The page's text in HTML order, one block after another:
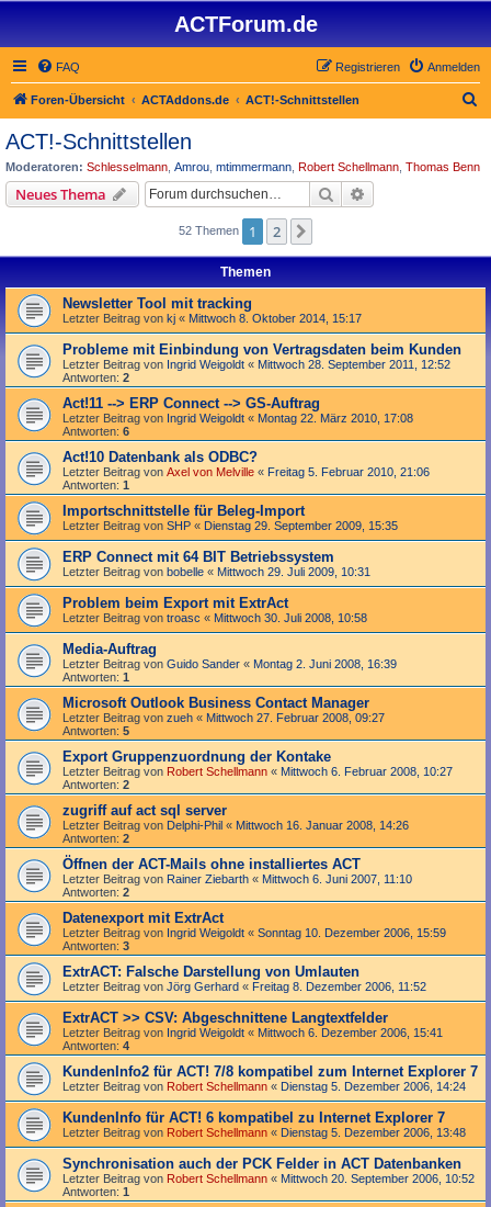
ACTForum.de
FAQ Anmelden
Registrieren
Foren-Übersicht ACTAddons.de ACT!-Schnittstellen
ACT!-Schnittstellen
Moderatoren: Schlesselmann Amrou mtimmermann Robert Schellmann Thomas Benn
Neues Thema Suche
52 Themen 1 2
Themen
Newsletter Tool mit tracking
Letzter Beitrag von kj « Mittwoch 8. Oktober 2014, 15:17
Probleme mit Einbindung von Vertragsdaten beim Kunden
Letzter Beitrag von Ingrid Weigoldt « Mittwoch 28. September 2011, 12:52
Antworten: 2
Act!11 --> ERP Connect --> GS-Auftrag
Letzter Beitrag von Ingrid Weigoldt « Montag 22. März 2010, 17:08
Antworten: 6
Act!10 Datenbank als ODBC?
Letzter Beitrag von Axel von Melville « Freitag 5. Februar 2010, 21:06
Antworten: 1
Importschnittstelle für Beleg-Import
Letzter Beitrag von SHP « Dienstag 29. September 2009, 15:35
ERP Connect mit 64 BIT Betriebssystem
Letzter Beitrag von bobelle « Mittwoch 29. Juli 2009, 10:31
Problem beim Export mit ExtrAct
Letzter Beitrag von troasc « Mittwoch 30. Juli 2008, 10:58
Media-Auftrag
Letzter Beitrag von Guido Sander « Montag 2. Juni 2008, 16:39
Antworten: 1
Microsoft Outlook Business Contact Manager
Letzter Beitrag von zueh « Mittwoch 27. Februar 2008, 09:27
Antworten: 5
Export Gruppenzuordnung der Kontake
Letzter Beitrag von Robert Schellmann « Mittwoch 6. Februar 2008, 10:27
Antworten: 2
zugriff auf act sql server
Letzter Beitrag von Delphi-Phil « Mittwoch 16. Januar 2008, 14:26
Antworten: 2
Öffnen der ACT-Mails ohne installiertes ACT
Letzter Beitrag von Rainer Ziebarth « Mittwoch 6. Juni 2007, 11:10
Antworten: 2
Datenexport mit ExtrAct
Letzter Beitrag von Ingrid Weigoldt « Sonntag 10. Dezember 2006, 15:59
Antworten: 3
ExtrACT: Falsche Darstellung von Umlauten
Letzter Beitrag von Jörg Gerhard « Freitag 8. Dezember 2006, 11:52
ExtrACT >> CSV: Abgeschnittene Langtextfelder
Letzter Beitrag von Ingrid Weigoldt « Mittwoch 6. Dezember 2006, 15:41
Antworten: 4
KundenInfo2 für ACT! 7/8 kompatibel zum Internet Explorer 7
Letzter Beitrag von Robert Schellmann « Dienstag 5. Dezember 2006, 14:24
KundenInfo für ACT! 6 kompatibel zu Internet Explorer 7
Letzter Beitrag von Robert Schellmann « Dienstag 5. Dezember 2006, 13:48
Synchronisation auch der PCK Felder in ACT Datenbanken
Letzter Beitrag von Robert Schellmann « Mittwoch 20. September 2006, 10:52
Antworten: 1